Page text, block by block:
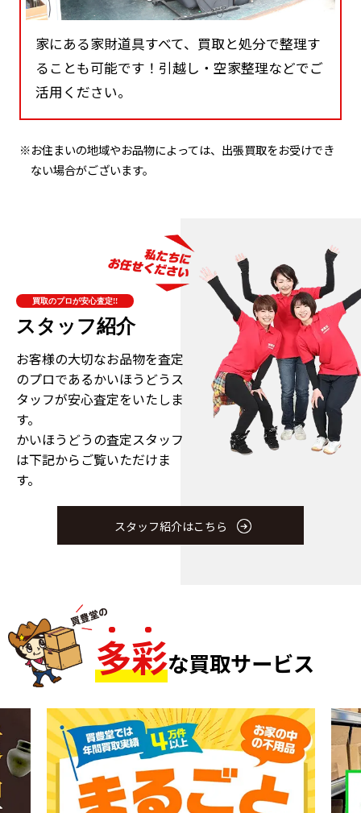
家にある家財道具すべて、買取と処分で整理す
ることも可能です！引越し・空家整理などでご
活用ください。
※お住まいの地域やお品物によっては、出張買取をお受けでき
ない場合がございます。
買取のプロが安心査定!!
スタッフ紹介
お客様の大切なお品物を査定
のプロであるかいほうどうス
タッフが安心査定をいたしま
す。
かいほうどうの査定スタッフ
は下記からご覧いただけま
す。
スタッフ紹介はこちら
多彩な買取サービス